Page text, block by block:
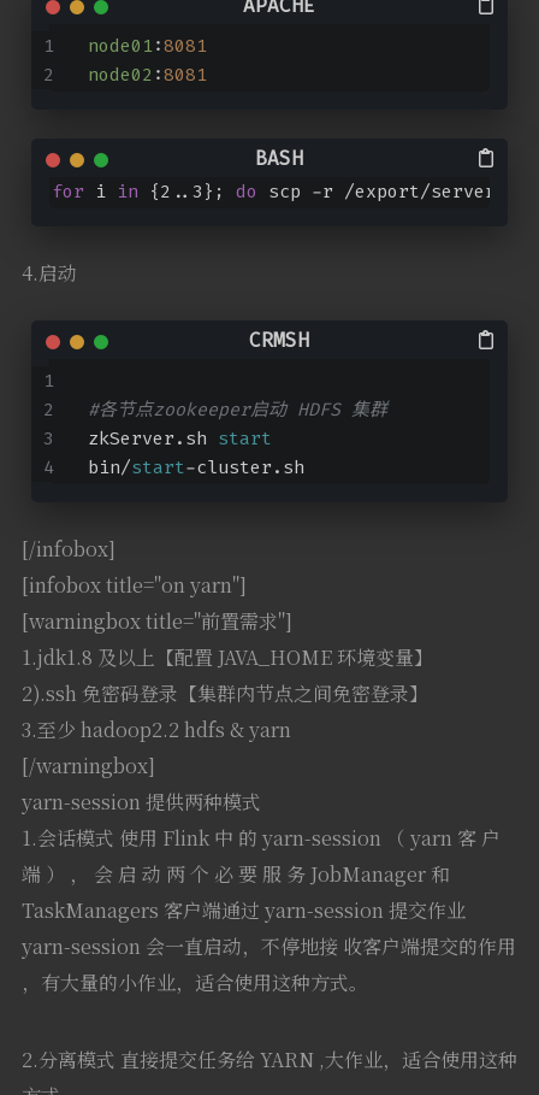
node01:8081
node02 :8081
for i in {2..3}; do scp -r /export/servers/
4.启动
#各节点zookeeper启动 HDFS 集群
zkServer.sh start
bin/start-cluster.sh
[/infobox]
[infobox title="on yarn"]
[warningbox title="前置需求"]
1.jdk1.8 及以上【配置 JAVA_HOME 环境变量】
2).ssh 免密码登录【集群内节点之间免密登录】
3.至少 hadoop2.2 hdfs & yarn
[/warningbox]
yarn-session 提供两种模式
1.会话模式 使用 Flink 中 的 yarn-session （ yarn 客 户
端 ） ， 会 启 动 两 个 必 要 服 务 JobManager 和
TaskManagers 客户端通过 yarn-session 提交作业
yarn-session 会一直启动，不停地接 收客户端提交的作用
，有大量的小作业，适合使用这种方式。
2.分离模式 直接提交任务给 YARN ,大作业，适合使用这种